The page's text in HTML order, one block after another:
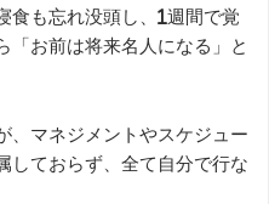
食も忘れ没頭し、1週間で覚
「お前は将来名人になる」と
、マネジメントやスケジュー
しておらず、全て自分で行な